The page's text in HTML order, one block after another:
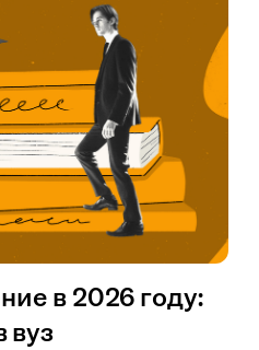
в 2026 году:
вуз